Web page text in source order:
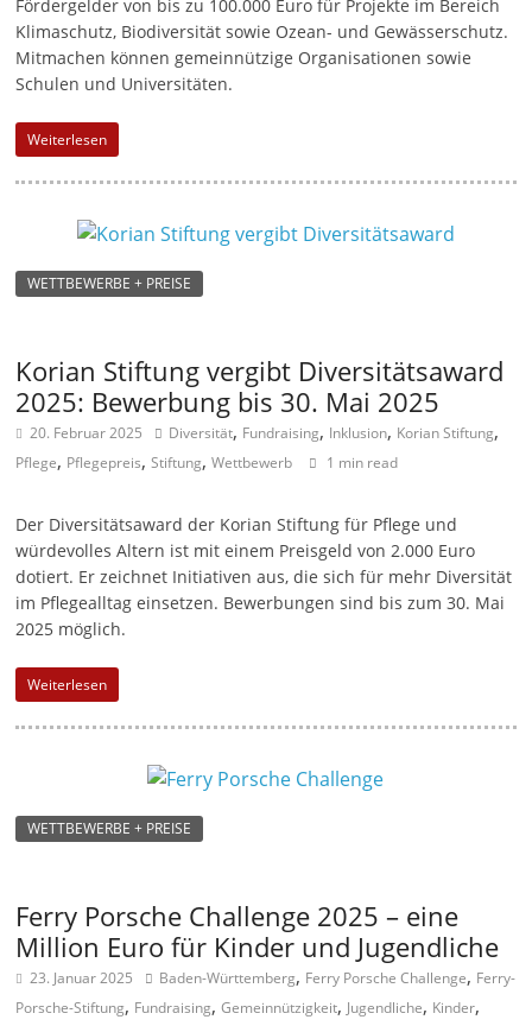
Fördergelder von bis zu 100.000 Euro für Projekte im Bereich
Klimaschutz, Biodiversität sowie Ozean- und Gewässerschutz.
Mitmachen können gemeinnützige Organisationen sowie
Schulen und Universitäten.
Weiterlesen
WETTBEWERBE + PREISE
Korian Stiftung vergibt Diversitätsaward
2025: Bewerbung bis 30. Mai 2025
20. Februar 2025 Diversität, Fundraising, Inklusion, Korian Stiftung,
Pflege, Pflegepreis,Stiftung,Wettbewerb 1 min read
Der Diversitätsaward der Korian Stiftung für Pflege und
würdevolles Altern ist mit einem Preisgeld von 2.000 Euro
dotiert. Er zeichnet Initiativen aus, die sich für mehr Diversität
im Pflegealltag einsetzen. Bewerbungen sind bis zum 30. Mai
2025 möglich.
Weiterlesen
WETTBEWERBE + PREISE
Ferry Porsche Challenge 2025 – eine
Million Euro für Kinder und Jugendliche
23. Januar 2025 Baden-Württemberg, Ferry Porsche Challenge, Ferry-
Porsche-Stiftung, Fundraising,Gemeinnützigkeit, Jugendliche, Kinder,